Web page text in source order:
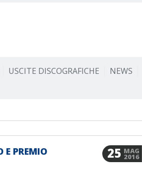
USCITE DISCOGRAFICHE NEWS
E PREMIO
25 MAG
2016